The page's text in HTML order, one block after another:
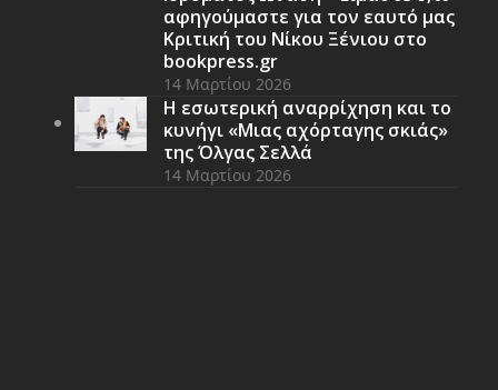
αφηγούμαστε για τον εαυτό μας
Κριτική του Νίκου Ξένιου στο
bookpress.gr
14 Μαρτίου 2026
Η εσωτερική αναρρίχηση και το
κυνήγι «Μιας αχόρταγης σκιάς»
της Όλγας Σελλά
14 Μαρτίου 2026